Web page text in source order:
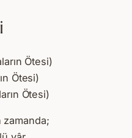
Ötesi)
Ötesi)
Ötesi)